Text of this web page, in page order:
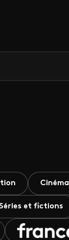
Cinéma
et fictions